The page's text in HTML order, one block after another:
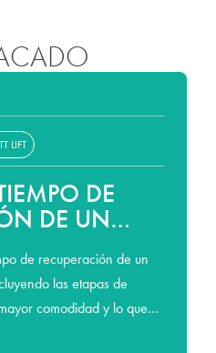
LIFT
DE
DE UN
LIFT?
de recuperación de un
las etapas de
comodidad y lo que